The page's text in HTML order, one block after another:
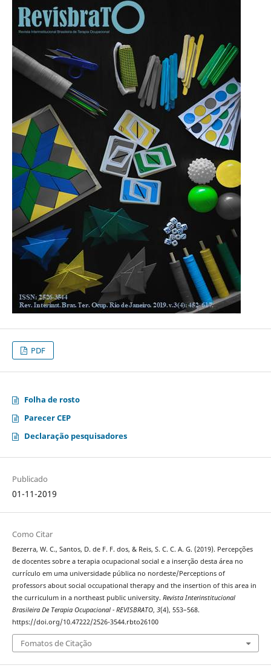
PDF
Folha de rosto
Parecer CEP
Declaração pesquisadores
Publicado
01-11-2019
Como Citar
Bezerra, W. C., Santos, D. de F. F. dos, & Reis, S. C. C. A. G. (2019). Percepções
de docentes sobre a terapia ocupacional social e a inserção desta área no
currículo em uma universidade pública no nordeste/Perceptions of
professors about social occupational therapy and the insertion of this area in
the curriculum in a northeast public university. Revista Interinstitucional
Brasileira De Terapia Ocupacional - REVISBRATO, 3(4), 553–568.
https://doi.org/10.47222/2526-3544.rbto26100
Fomatos de Citação